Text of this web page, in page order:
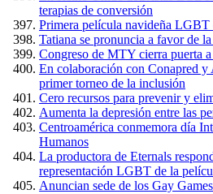
terapias de conversión
Primera película navideña
Tatiana se pronuncia a favor de
Congreso de MTY cierra puerta
En colaboración con Conapred
primer torneo de la inclusión
Cero recursos para prevenir y
Aumenta la depresión entre las
Centroamérica conmemora día
Humanos
La productora de Eternals
representación LGBT de la
Anuncian sede de los Gay